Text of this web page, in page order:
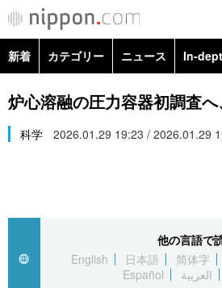
新着 カテゴリー ニュース In-
政治・外交
経済・ビジネス
社会
文化
炉心溶融の圧力容器初調査
科学 2026.01.29 19:23 / 2026.01.29
他の言語で
English
日本語 简体字
Español
العربية